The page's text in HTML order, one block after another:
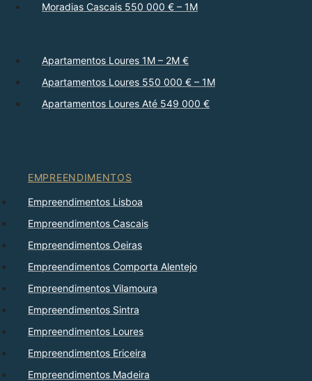
Moradias Cascais 550 000 € – 1M
Apartamentos Loures 1M – 2M €
Apartamentos Loures 550 000 € – 1M
Apartamentos Loures Até 549 000 €
EMPREENDIMENTOS
Empreendimentos Lisboa
Empreendimentos Cascais
Empreendimentos Oeiras
Empreendimentos Comporta Alentejo
Empreendimentos Vilamoura
Empreendimentos Sintra
Empreendimentos Loures
Empreendimentos Ericeira
Empreendimentos Madeira